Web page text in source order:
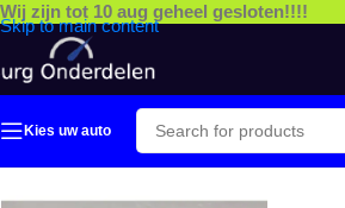
Skip to main content
Wij zijn tot 10 aug geheel gesloten!!!!
Kies uw auto